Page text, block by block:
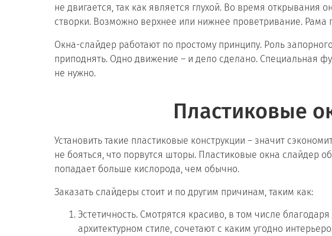
не двигается, так как является глухой. Во время
створки. Возможно верхнее или нижнее проветривание.
Окна-слайдер работают по простому принципу. Роль
приподнять. Одно движение – и дело сделано. Специальная
не нужно.
Пластиковые
Установить такие пластиковые конструкции – значит
не бояться, что порвутся шторы. Пластиковые окна слайдер
попадает больше кислорода, чем обычно.
Заказать слайдеры стоит и по другим причинам, таким как:
Эстетичность. Смотрятся красиво, в том числе благодаря
архитектурном стиле, сочетают с каким угодно